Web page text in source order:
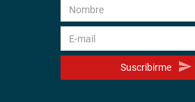
Suscribirme